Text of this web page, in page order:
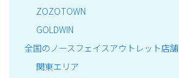
ZOZOTOWN
GOLDWIN
全国のノースフェイスアウトレット店舗
関東エリア